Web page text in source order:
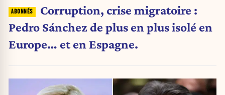
Corruption, crise migratoire :
Pedro Sánchez de plus en plus isolé en
Europe… et en Espagne.